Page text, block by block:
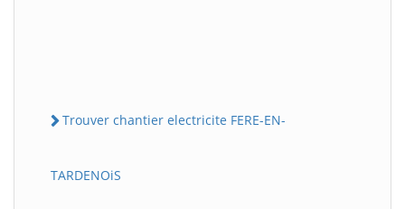
Trouver chantier electricite FERE-EN-
TARDENOiS